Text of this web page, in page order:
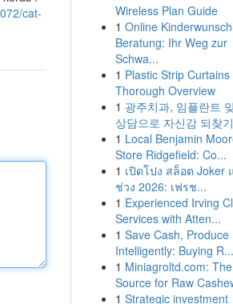
cat-
Wireless Plan Guide
1 Online
Beratung: Ihr Weg zur
Schwa...
1 Plastic Strip Curtains
Thorough Overview
1 광주치과, 임플란트
상담으로 자신감 되찾기
1 Local Benjamin
Store Ridgefield: Co...
1 เปิดโปง สล็อต Joker
ช่วง 2026: เฟรช...
1 Experienced Irving
Services with Atten...
1 Save Cash, Produce
Intelligently: Buying R...
1 Miniagroltd.com:
Source for Raw
1 Strategic investment